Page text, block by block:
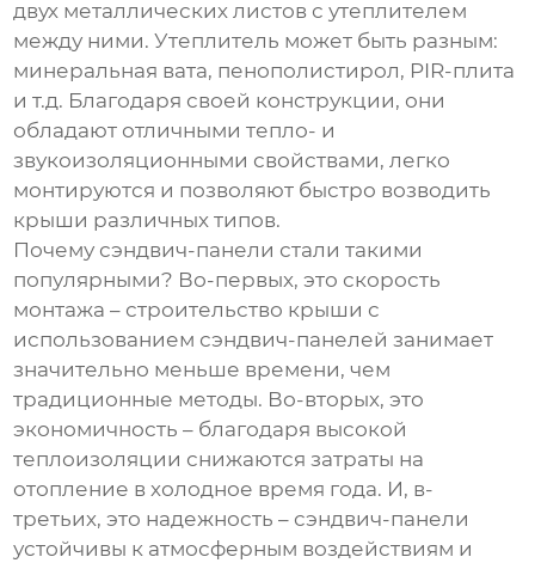
двух металлических листов с утеплителем
между ними. Утеплитель может быть разным:
минеральная вата, пенополистирол, PIR-плита
и т.д. Благодаря своей конструкции, они
обладают отличными тепло- и
звукоизоляционными свойствами, легко
монтируются и позволяют быстро возводить
крыши различных типов.
Почему сэндвич-панели стали такими
популярными? Во-первых, это скорость
монтажа – строительство крыши с
использованием сэндвич-панелей занимает
значительно меньше времени, чем
традиционные методы. Во-вторых, это
экономичность – благодаря высокой
теплоизоляции снижаются затраты на
отопление в холодное время года. И, в-
третьих, это надежность – сэндвич-панели
устойчивы к атмосферным воздействиям и